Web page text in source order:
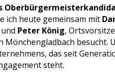
ich heute gemeinsam mit
Peter König,
Mönchengladbach besucht.
das seit
steht.